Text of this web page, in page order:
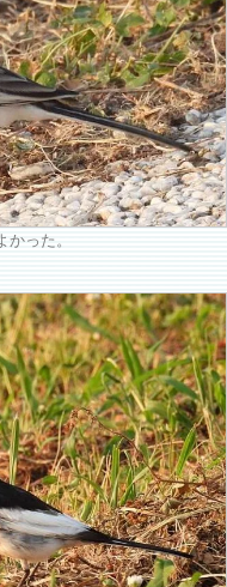
った。